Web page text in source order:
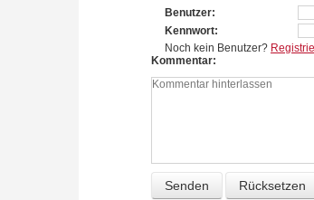
Benutzer
Kennwort
Noch kein Benutzer?
Kommentar